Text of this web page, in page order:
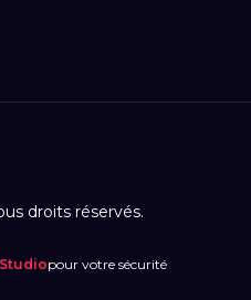
droits réservés.
pour votre sécurité